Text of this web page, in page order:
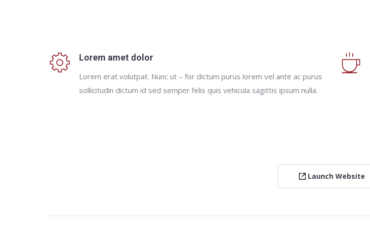
Lorem amet dolor
Lorem erat volutpat. Nunc ut – for dictum purus lorem vel ante ac purus
sollicitudin dictum id sed semper felis quis vehicula sagittis ipsum nulla.
Launch Website